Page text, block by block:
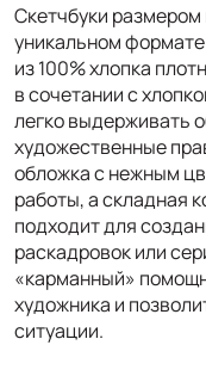
Скетчбуки
уникальном
из 100% хлопка
в сочетании с
легко выдерживать
художественные
обложка с нежным
работы, а складная
подходит для
раскадровок или
«карманный»
художника и
ситуации.